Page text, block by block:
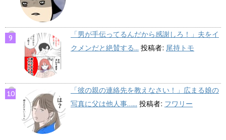
「男が手伝ってるんだから感謝しろ！」夫をイ
クメンだと絶賛する... 投稿者: 尾持トモ
「彼の親の連絡先を教えなさい！」広まる娘の
写真に父は他人事…... 投稿者: フワリー